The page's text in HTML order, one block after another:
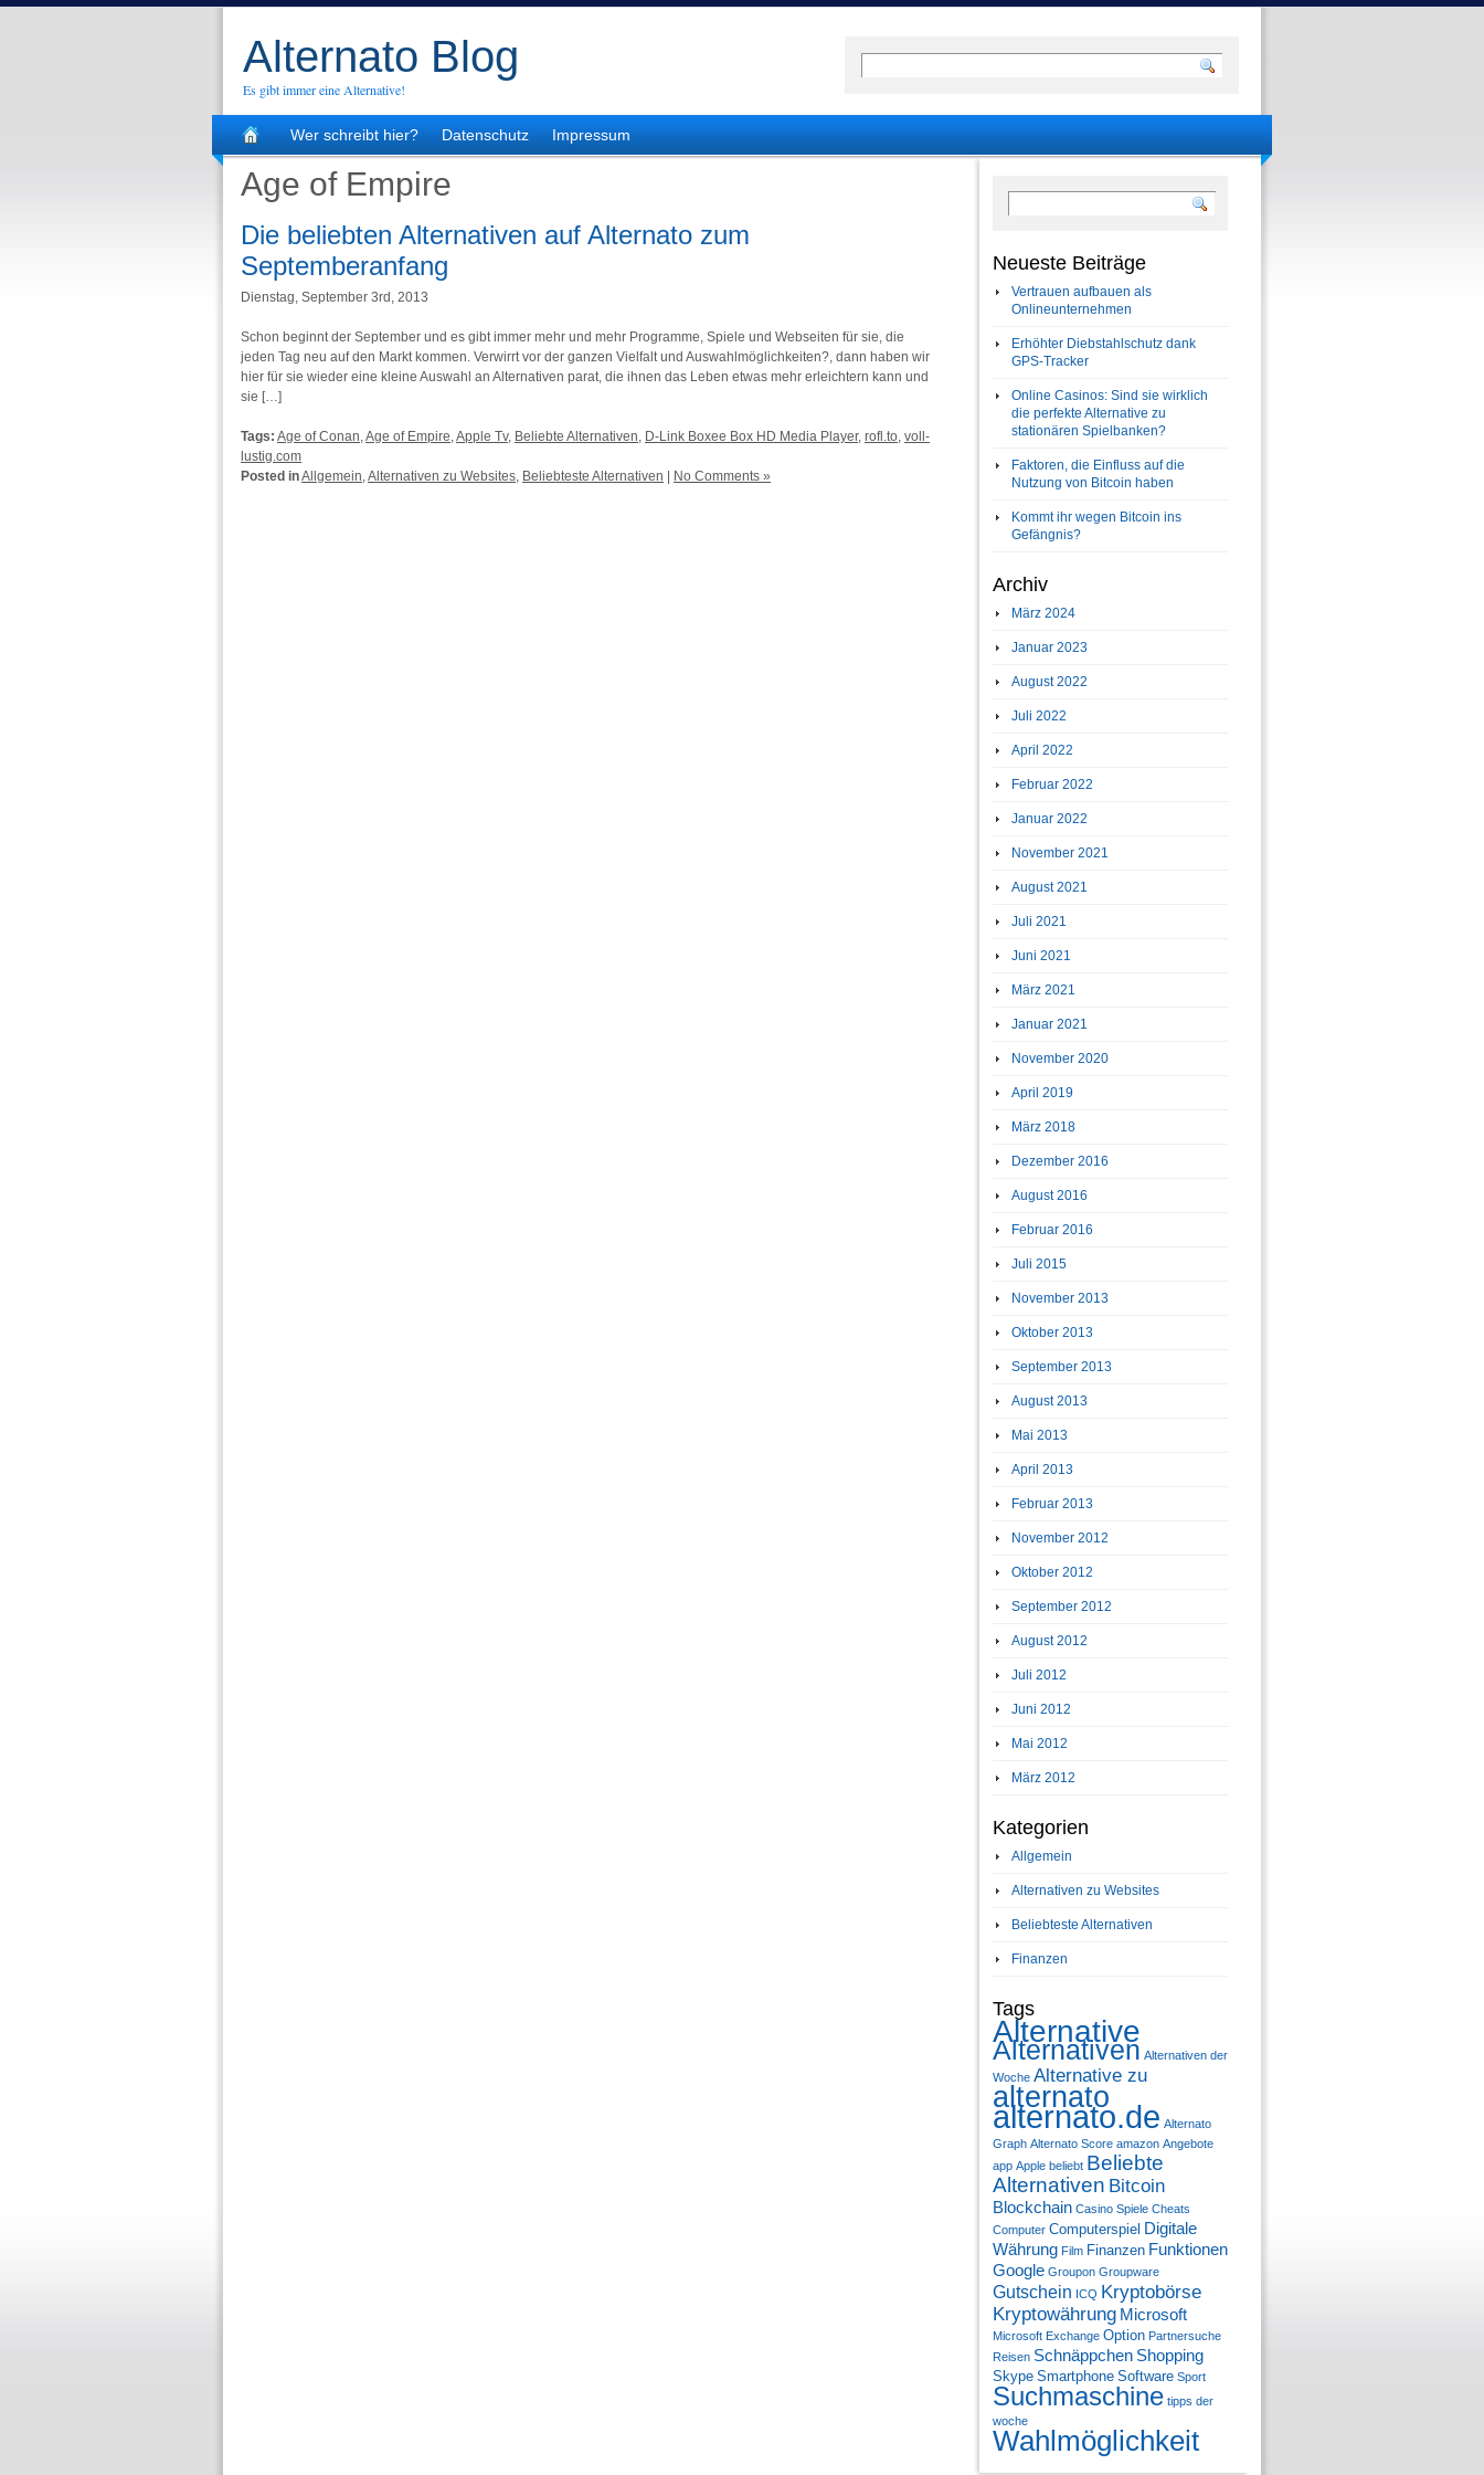
Alternato Blog
Es gibt immer eine Alternative!
Wer schreibt hier? Datenschutz Impressum
Age of Empire
Die beliebten Alternativen auf Alternato zum
Septemberanfang
Dienstag, September 3rd, 2013
Schon beginnt der September und es gibt immer mehr und mehr Programme, Spiele und Webseiten für sie, die
jeden Tag neu auf den Markt kommen. Verwirrt vor der ganzen Vielfalt und Auswahlmöglichkeiten?, dann haben wir
hier für sie wieder eine kleine Auswahl an Alternativen parat, die ihnen das Leben etwas mehr erleichtern kann und
sie […]
Tags: Age of Conan,Age of Empire,Apple Tv, Beliebte Alternativen, D-Link Boxee Box HD Media Player, rofl.to, voll-
lustig.com
Posted inAllgemein,Alternativen zu Websites, Beliebteste Alternativen No Comments »
Neueste Beiträge
Vertrauen aufbauen als
Onlineunternehmen
Erhöhter Diebstahlschutz dank
GPS-Tracker
Online Casinos: Sind sie wirklich
die perfekte Alternative zu
stationären Spielbanken?
Faktoren, die Einfluss auf die
Nutzung von Bitcoin haben
Kommt ihr wegen Bitcoin ins
Gefängnis?
Archiv
März 2024
Januar 2023
August 2022
Juli 2022
April 2022
Februar 2022
Januar 2022
November 2021
August 2021
Juli 2021
Juni 2021
März 2021
Januar 2021
November 2020
April 2019
März 2018
Dezember 2016
August 2016
Februar 2016
Juli 2015
November 2013
Oktober 2013
September 2013
August 2013
Mai 2013
April 2013
Februar 2013
November 2012
Oktober 2012
September 2012
August 2012
Juli 2012
Juni 2012
Mai 2012
März 2012
Kategorien
Allgemein
Alternativen zu Websites
Beliebteste Alternativen
Finanzen
Tags
Alternative
Alternativen Alternativen der
Woche Alternative zu
alternato
alternato.de Alternato
Graph Alternato Score amazon Angebote
app Apple beliebt Beliebte
Alternativen Bitcoin
Blockchain Casino Spiele Cheats
Computer Computerspiel Digitale
Währung Film Finanzen Funktionen
Google Groupon Groupware
Gutschein ICQ Kryptobörse
Kryptowährung Microsoft
Microsoft Exchange Option Partnersuche
Reisen Schnäppchen Shopping
Skype Smartphone Software Sport
Suchmaschine tipps der
woche
Wahlmöglichkeit